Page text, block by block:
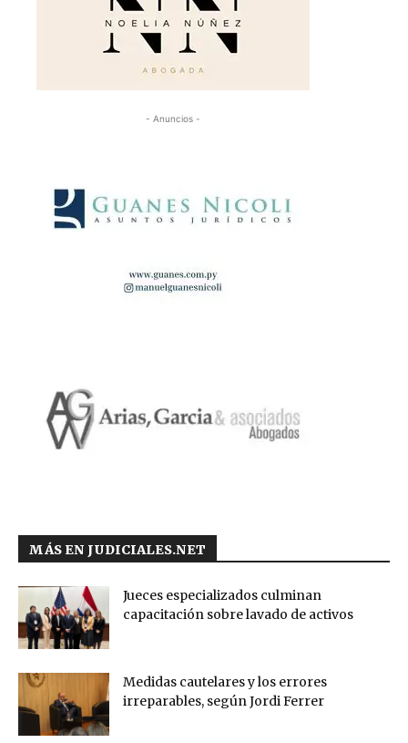
- Anuncios -
MÁS EN JUDICIALES.NET
Jueces especializados culminan
capacitación sobre lavado de activos
Medidas cautelares y los errores
irreparables, según Jordi Ferrer